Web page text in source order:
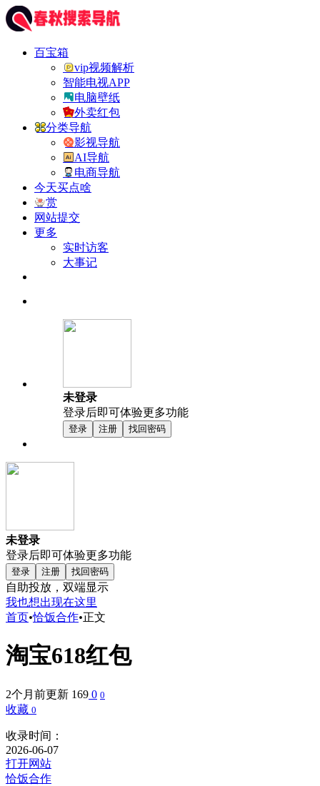
百宝箱
vip视频解析
智能电视APP
电脑壁纸
外卖红包
分类导航
影视导航
AI导航
电商导航
今天买点啥
赏
网站提交
更多
实时访客
大事记
未登录
登录后即可体验更多功能
登录 注册 找回密码
未登录
登录后即可体验更多功能
登录 注册 找回密码
自助投放，双端显示
我也想出现在这里
首页•恰饭合作•正文
淘宝618红包
2个月前更新 169 0 0
收藏 0
收录时间：
2026-06-07
打开网站
恰饭合作